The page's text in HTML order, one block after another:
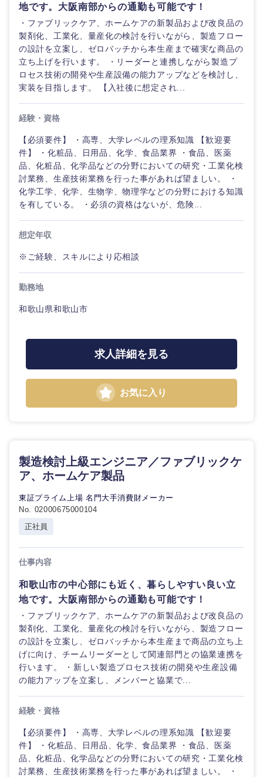
選択する
選択する
選択する
選択する
地です。大阪南部からの通勤も可能です！
・ファブリックケア、ホームケアの新製品および改良品の
製剤化、工業化、量産化の検討を行いながら、製造フロー
の設計を立案し、ゼロバッチから本生産まで確実な商品の
立ち上げを行います。 ・リーダーと連携しながら製造プ
ロセス技術の開発や生産設備の能力アップなどを検討し、
実装を目指します。 【入社後に想定され...
経験・資格
【必須要件】 ・高専、大学レベルの理系知識 【歓迎要
件】 ・化粧品、日用品、化学、食品業界 ・食品、医薬
品、化粧品、化学品などの分野においての研究・工業化検
討業務、生産技術業務を行った事があれば望ましい。 ・
化学工学、化学、生物学、物理学などの分野における知識
を有している。 ・必須の資格はないが、危険...
想定年収
※ご経験、スキルにより応相談
勤務地
和歌山県和歌山市
求人詳細を見る
お気に入り
製造検討上級エンジニア／ファブリックケ
ア、ホームケア製品
東証プライム上場 名門大手消費財メーカー
No. 02000675000104
正社員
仕事内容
和歌山市の中心部にも近く、暮らしやすい良い立
地です。大阪南部からの通勤も可能です！
・ファブリックケア、ホームケアの新製品および改良品の
製剤化、工業化、量産化の検討を行いながら、製造フロー
の設計を立案し、ゼロバッチから本生産まで商品の立ち上
げに向け、チームリーダーとして関連部門との協業連携を
行います。 ・新しい製造プロセス技術の開発や生産設備
の能力アップを立案し、メンバーと協業で...
経験・資格
【必須要件】 ・高専、大学レベルの理系知識 【歓迎要
件】 ・化粧品、日用品、化学、食品業界 ・食品、医薬
品、化粧品、化学品などの分野においての研究・工業化検
討業務、生産技術業務を行った事があれば望ましい。 ・